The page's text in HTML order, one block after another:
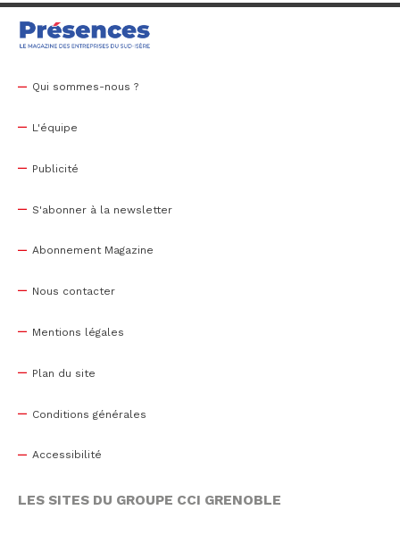
Qui sommes-nous ?
L'équipe
Publicité
S'abonner à la newsletter
Abonnement Magazine
Nous contacter
Mentions légales
Plan du site
Conditions générales
Accessibilité
LES SITES DU GROUPE CCI GRENOBLE